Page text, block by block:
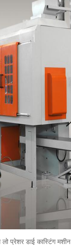
लो प्रेशर डाई कास्टिंग मशीन